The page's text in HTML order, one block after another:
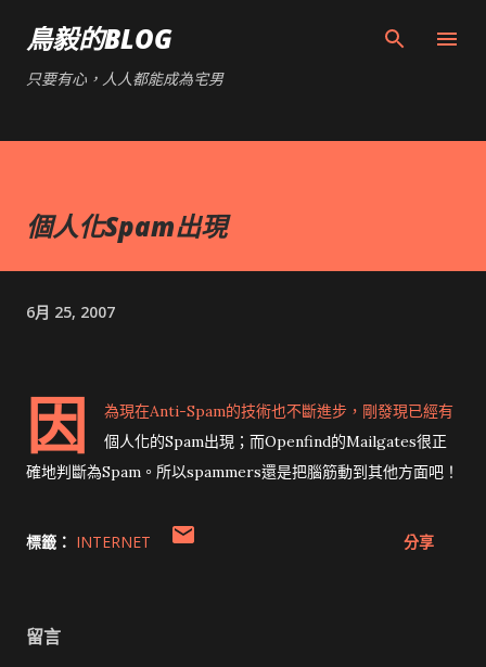
鳥毅的BLOG
只要有心，人人都能成為宅男
個人化Spam出現
6月 25, 2007
因
為現在Anti-Spam的技術也不斷進步，剛發現已經有
個人化的Spam出現；而Openfind的Mailgates很正
確地判斷為Spam。所以spammers還是把腦筋動到其他方面吧！
標籤： INTERNET 分享
留言